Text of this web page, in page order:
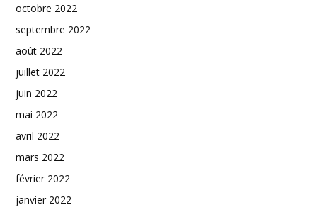
octobre 2022
septembre 2022
août 2022
juillet 2022
juin 2022
mai 2022
avril 2022
mars 2022
février 2022
janvier 2022